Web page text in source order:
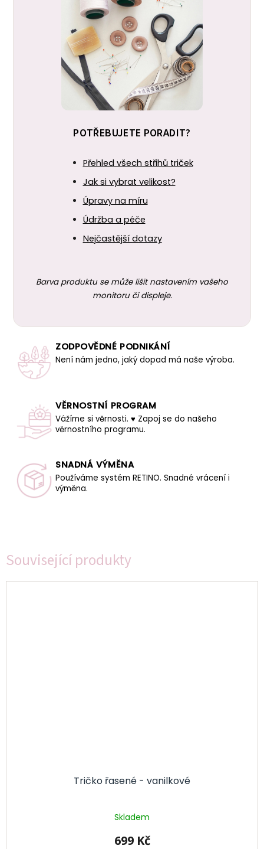
Související produkty
Tričko řasené - vanilkové
Skladem
699 Kč
POTŘEBUJETE PORADIT?
Přehled všech střihů triček
Jak si vybrat velikost?
Úpravy na míru
Údržba a péče
Nejčastější dotazy
Barva produktu se může lišit nastavením vašeho
monitoru či displeje.
ZODPOVĚDNÉ PODNIKÁNÍ
Není nám jedno, jaký dopad má naše výroba.
VĚRNOSTNÍ PROGRAM
Vážíme si věrnosti. ♥ Zapoj se do našeho
věrnostního programu.
SNADNÁ VÝMĚNA
Používáme systém RETINO. Snadné vrácení i
výměna.